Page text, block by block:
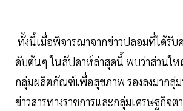
ทั้งนี้เมื่อพิจารณาจากข่าวปลอมที่ได้รับ
ดับต้นๆ ในสัปดาห์ล่าสุดนี้ พบว่าส่วนใ
กลุ่มผลิตภัณฑ์เพื่อสุขภาพ รองลงมากลุ่ม
ข่าวสารทางราชการและกลุ่มเศรษฐกิจต